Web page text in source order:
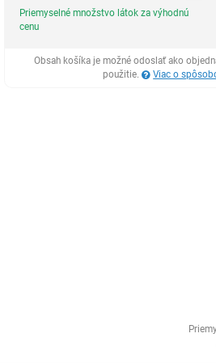
Ks
Priemyselné množstvo látok za výhodnú
cenu
Obsah košíka je možné odoslať ako
použitie.
Viac o